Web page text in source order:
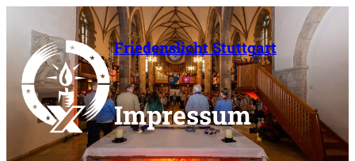
Inhalt
springen
Friedenslicht Stuttgart
Impressum